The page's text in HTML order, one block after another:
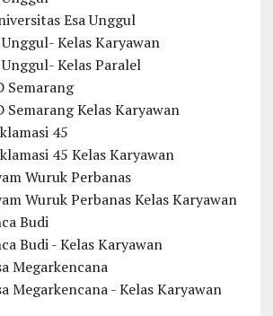
Esa Unggul
Kelas Karyawan
Kelas Paralel
Semarang
Semarang Kelas Karyawan
45
45 Kelas Karyawan
Wuruk Perbanas
Wuruk Perbanas Kelas Karyawan
Budi
Budi - Kelas Karyawan
Megarkencana
Megarkencana - Kelas Karyawan